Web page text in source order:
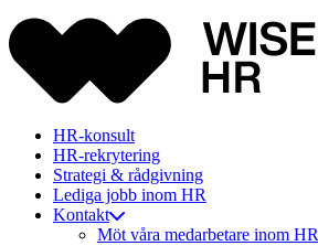
HR-konsult
HR-rekrytering
Strategi & rådgivning
Lediga jobb inom HR
Kontakt
Möt våra medarbetare inom HR